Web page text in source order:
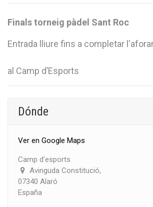
Finals torneig pàdel Sant Roc
Entrada lliure fins a completar
al Camp d’Esports
Dónde
Ver en Google Maps
Camp d'esports
Avinguda Constitució,
07340 Alaró
España